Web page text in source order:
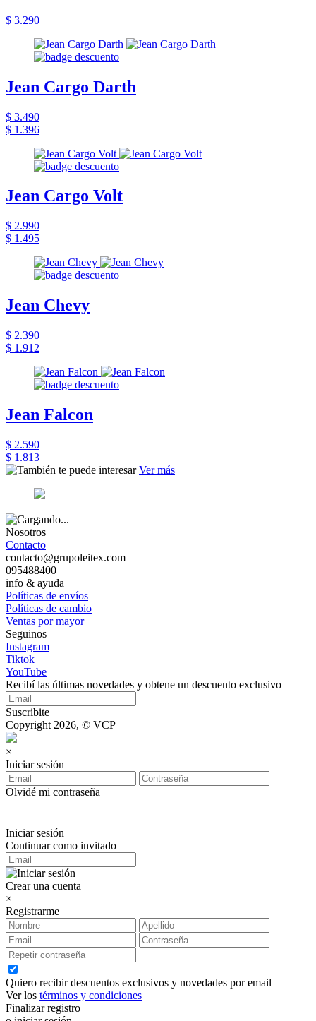
$ 3.290
Jean Cargo Darth
$ 3.490
$ 1.396
Jean Cargo Volt
$ 2.990
$ 1.495
Jean Chevy
$ 2.390
$ 1.912
Jean Falcon
$ 2.590
$ 1.813
Ver más
Nosotros
Contacto
contacto@grupoleitex.com
095488400
info & ayuda
Políticas de envíos
Políticas de cambio
Ventas por mayor
Seguinos
Instagram
Tiktok
YouTube
Recibí las últimas novedades y obtene un descuento exclusivo
Suscribite
Copyright 2026, © VCP
×
Iniciar sesión
Olvidé mi contraseña
Iniciar sesión
Continuar como invitado
Crear una cuenta
×
Registrarme
Quiero recibir descuentos exclusivos y novedades por email
Ver los términos y condiciones
Finalizar registro